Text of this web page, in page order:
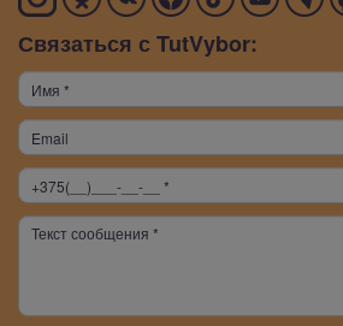
Связаться с TutVybor: